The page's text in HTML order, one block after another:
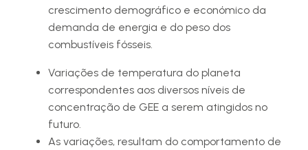
crescimento demográfico e económico da
demanda de energia e do peso dos
combustíveis fósseis.
Variações de temperatura do planeta
correspondentes aos diversos níveis de
concentração de GEE a serem atingidos no
futuro.
As variações, resultam do comportamento de